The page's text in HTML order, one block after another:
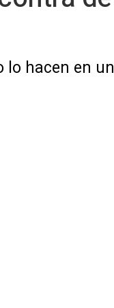
hacen en